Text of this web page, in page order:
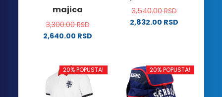
proizvoda.
proizvoda.
majica
3,300.00RSD
2,640.00 RSD
ima
više
varijanti.
3,540.00RSD
2,832.00 RSD
više
varijanti.
Opcije
20% POPUSTA! 20% POPUSTA!